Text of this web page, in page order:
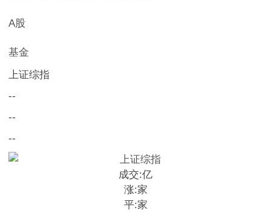
A股
基金
上证综指
--
--
--
成交:亿
涨:家
平:家